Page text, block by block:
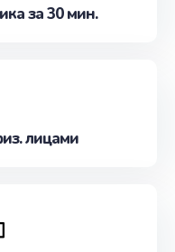
за 30 мин.
лицами